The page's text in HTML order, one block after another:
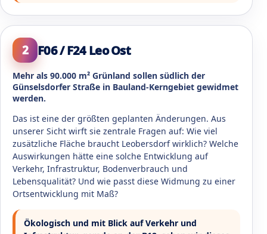
2 F06 / F24 Leo Ost
Mehr als 90.000 m² Grünland sollen südlich der
Günselsdorfer Straße in Bauland-Kerngebiet gewidmet
werden.
Das ist eine der größten geplanten Änderungen. Aus
unserer Sicht wirft sie zentrale Fragen auf: Wie viel
zusätzliche Fläche braucht Leobersdorf wirklich? Welche
Auswirkungen hätte eine solche Entwicklung auf
Verkehr, Infrastruktur, Bodenverbrauch und
Lebensqualität? Und wie passt diese Widmung zu einer
Ortsentwicklung mit Maß?
Ökologisch und mit Blick auf Verkehr und